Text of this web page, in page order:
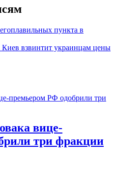
пункта в
Киев взвинтит украинцам цены
вице-
три фракции